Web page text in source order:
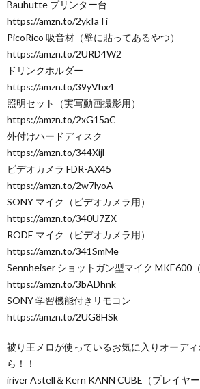
Bauhutte プリンター台
https://amzn.to/2ykIaTi
PicoRico 吸音材（壁に貼ってあるやつ）
https://amzn.to/2URD4W2
ドリンクホルダー
https://amzn.to/39yVhx4
照明セット（実写動画撮影用）
https://amzn.to/2xG15aC
外付けハードディスク
https://amzn.to/344Xijl
ビデオカメラ FDR-AX45
https://amzn.to/2w7lyoA
SONY マイク（ビデオカメラ用）
https://amzn.to/340U7ZX
RODE マイク（ビデオカメラ用）
https://amzn.to/341SmMe
Sennheiser ショットガン型マイク MKE600
https://amzn.to/3bADhnk
SONY 学習機能付きリモコン
https://amzn.to/2UG8HSk
被り王メロが使っているお気に入りオーデ
ら！！
iriver Astell＆Kern KANN CUBE（プレイヤー